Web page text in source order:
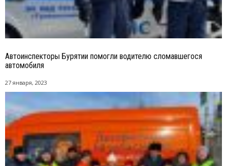
Автоинспекторы Бурятии помогли водителю сломавшегося
автомобиля
27 января, 2023